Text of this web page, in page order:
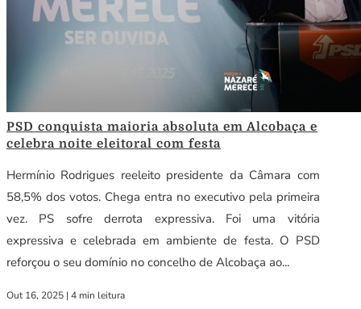
PSD conquista maioria absoluta em Alcobaça e
celebra noite eleitoral com festa
Hermínio Rodrigues reeleito presidente da Câmara com
58,5% dos votos. Chega entra no executivo pela primeira
vez. PS sofre derrota expressiva. Foi uma vitória
expressiva e celebrada em ambiente de festa. O PSD
reforçou o seu domínio no concelho de Alcobaça ao...
Out 16, 2025 | 4 min leitura